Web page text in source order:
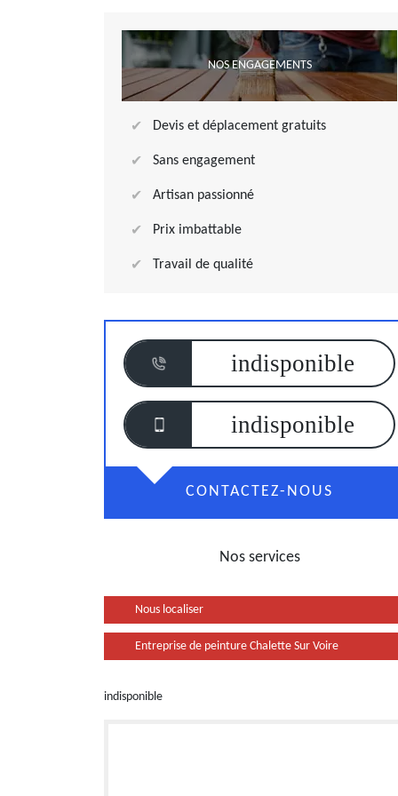
NOS ENGAGEMENTS
Devis et déplacement gratuits
Sans engagement
Artisan passionné
Prix imbattable
Travail de qualité
indisponible
indisponible
CONTACTEZ-NOUS
Nos services
Nous localiser
Entreprise de peinture Chalette Sur Voire
indisponible